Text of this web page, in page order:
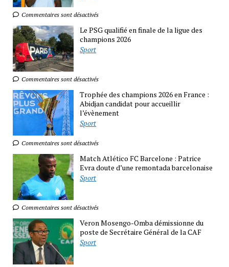
Commentaires sont désactivés
Le PSG qualifié en finale de la ligue des
champions 2026
Sport
Commentaires sont désactivés
Trophée des champions 2026 en France :
Abidjan candidat pour accueillir
l’évènement
Sport
Commentaires sont désactivés
Match Atlético FC Barcelone : Patrice
Evra doute d’une remontada barcelonaise
Sport
Commentaires sont désactivés
Veron Mosengo-Omba démissionne du
poste de Secrétaire Général de la CAF
Sport